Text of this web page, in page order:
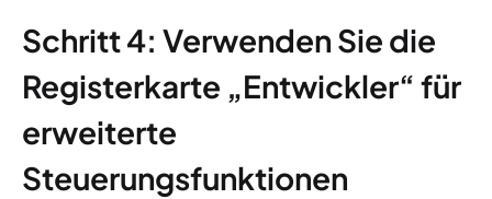
Schritt 4: Verwenden Sie die
Registerkarte „Entwickler“ für
erweiterte
Steuerungsfunktionen